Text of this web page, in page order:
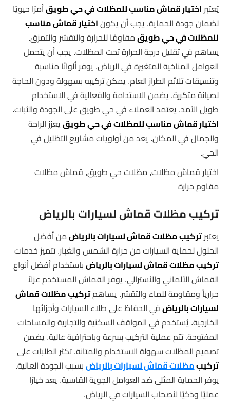
يُعتبر اختيار قماش مناسب للمظلات في حي طويقأمرًا حيويًا
لضمان جودة الحماية. يجب أن يكوناختيار قماش مناسب
للمظلات في حي طويقمقاومًا للحرارة والتقشر والتمزق.
يساهم في تقليل درجة الحرارة تحت المظلات. يجب أن يتحمل
العوامل المناخية المتغيرة في الرياض. يوفر ألوانًا مناسبة
وتنسيقات تلائم الطراز العام. يمكن تركيبه بسهولة ودون الحاجة
لصيانة متكررة. يضمن الاستدامة والفعالية في الاستخدام
طويل الأمد. يعتمد العملاء في حي طويق على الجودة والثبات.
اختيار قماش مناسب للمظلات في حي طويقيعزز الراحة
والجمال في المكان. يعد من أولويات مشاريع التظليل في
الحي.
اختيار قماش مظلات, مظلات حي طويق, قماش مظلات
مقاوم حرارة
تركيب مظلات قماش لسيارات بالرياض
يعتبرتركيب مظلات قماش لسيارات بالرياضمن أفضل
الحلول لحماية السيارات من حرارة الشمس والغبار. تتميز خدمات
تركيب مظلات قماش لسيارات بالرياضباستخدام أفضل أنواع
القماش الألماني والأسترالي. يوفر القماش المستخدم عزلاً
حرارياً ومقاومة للماء والتقشر. يساهمتركيب مظلات قماش
لسيارات بالرياضفي الحفاظ على طلاء السيارات وأجزائها
الخارجية. يُستخدم في المواقف السكنية والتجارية والمساحات
المفتوحة. تتم عملية التركيب بسرعة وباحترافية عالية. يضمن
تصميم المظلات سهولة الاستخدام والمتانة. تكثر الطلبات على
تركيبمظلات قماش لسيارات بالرياضبسبب الجودة العالية.
يوفر الحماية المثلى ضد العوامل الجوية القاسية. يعد خيارًا
عمليًا وذكيًا لأصحاب السيارات في الرياض.